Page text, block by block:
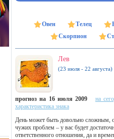
Овен Телец
Скорпион
Лев
(23 июля - 22 августа)
прогноз на 16 июля 2009
на
характеристика знака
День может быть довольно сложным,
чужих проблем – у вас будет
ответственного отношения, да и